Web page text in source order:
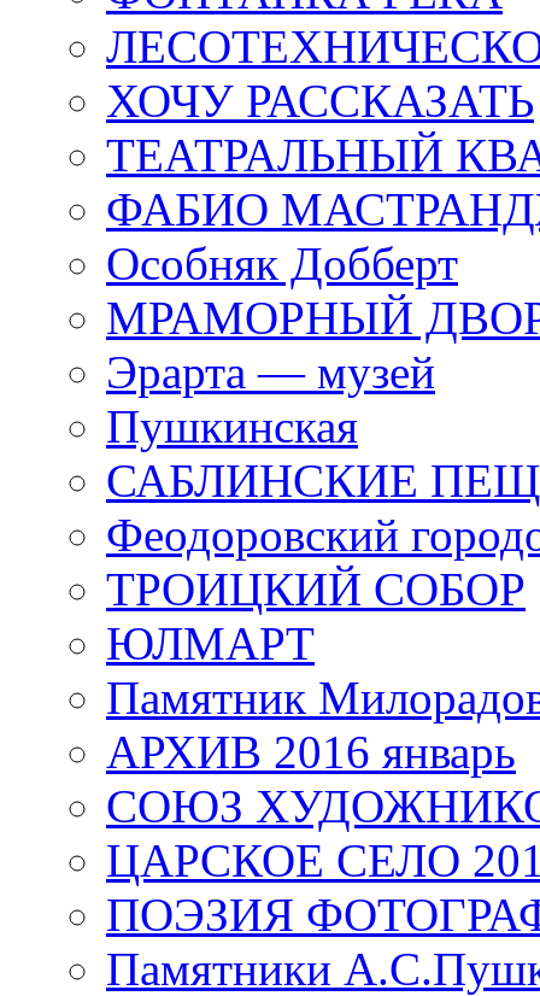
ХОЧУ РАССКАЗАТЬ
ТЕАТРАЛЬНЫЙ
ФАБИО
Особняк Добберт
МРАМОРНЫЙ
Эрарта — музей
Пушкинская
САБЛИНСКИЕ
Феодоровский
ТРОИЦКИЙ СОБОР
ЮЛМАРТ
Памятник
АРХИВ 2016 январь
СОЮЗ
ЦАРСКОЕ СЕЛО
ПОЭЗИЯ
Памятники